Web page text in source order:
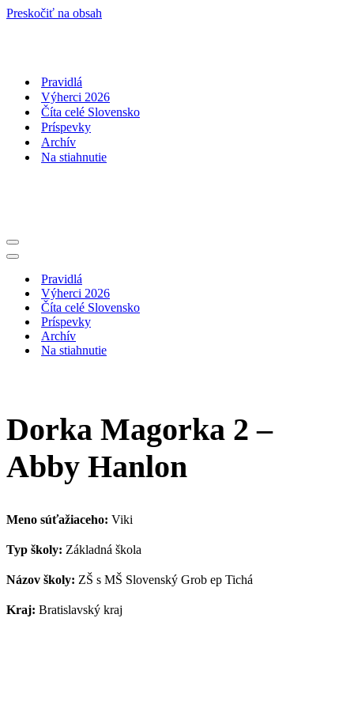
Preskočiť na obsah
Pravidlá
Výherci 2026
Číta celé Slovensko
Príspevky
Archív
Na stiahnutie
Menu
navigácie
Menu
navigáciePravidlá
Výherci 2026
Číta celé Slovensko
Príspevky
Archív
Na stiahnutie
Dorka Magorka 2 –
Abby Hanlon
Meno súťažiaceho: Viki
Typ školy: Základná škola
Názov školy: ZŠ s MŠ Slovenský Grob ep Tichá
Kraj: Bratislavský kraj